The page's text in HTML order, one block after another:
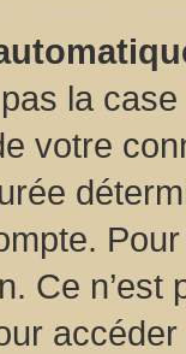
la case
votre
Ce